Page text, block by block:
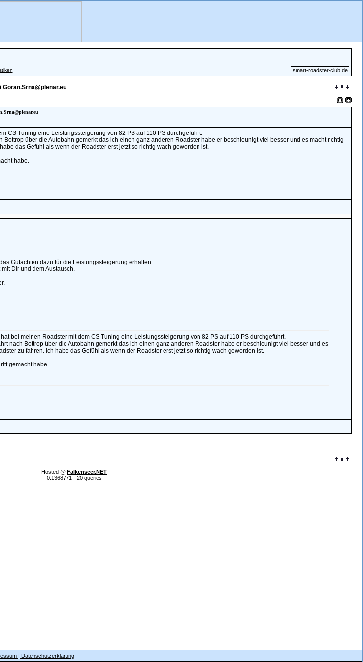
smart-roadster-club.de
Goran.Srna@plenar.eu
CS Tuning eine Leistungssteigerung von 82 PS auf 110 PS durchgeführt.
Bottrop über die Autobahn gemerkt das ich einen ganz anderen Roadster habe er beschleunigt viel besser und es macht richtig
das Gefühl als wenn der Roadster erst jetzt so richtig wach geworden ist.
habe.
Gutachten dazu für die Leistungssteigerung erhalten.
Dir und dem Austausch.
bei meinen Roadster mit dem CS Tuning eine Leistungssteigerung von 82 PS auf 110 PS durchgeführt.
nach Bottrop über die Autobahn gemerkt das ich einen ganz anderen Roadster habe er beschleunigt viel besser und es
zu fahren. Ich habe das Gefühl als wenn der Roadster erst jetzt so richtig wach geworden ist.
gemacht habe.
Hosted @ Falkenseer.NET
0.1368771 - 20 queries
| Datenschutzerklärung